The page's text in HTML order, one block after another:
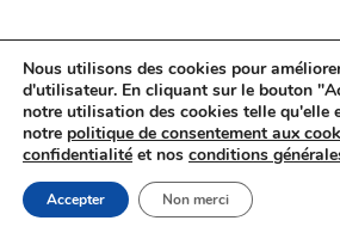
Nous utilisons des cookies pour
d'utilisateur. En cliquant sur le bouton
notre utilisation des cookies telle qu'elle
notre politique de consentement aux
confidentialité et nos conditions
Accepter Non merci